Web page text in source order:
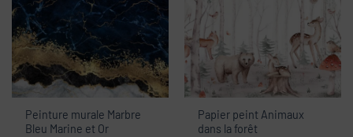
Peinture murale Marbre
Bleu Marine et Or
Papier peint Animaux
dans la forêt